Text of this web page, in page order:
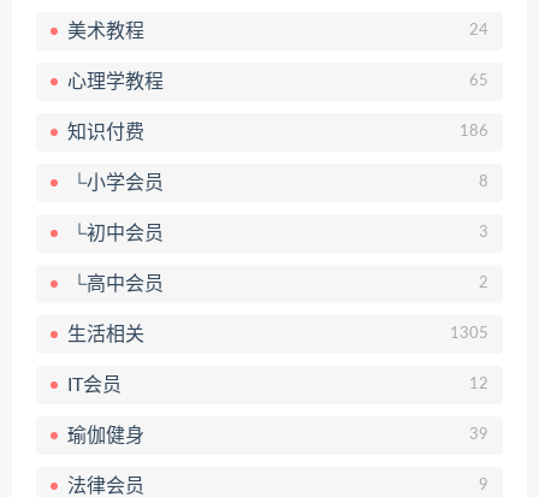
美术教程 24
心理学教程 65
知识付费 186
└小学会员 8
└初中会员 3
└高中会员 2
生活相关 1305
IT会员 12
瑜伽健身 39
法律会员 9